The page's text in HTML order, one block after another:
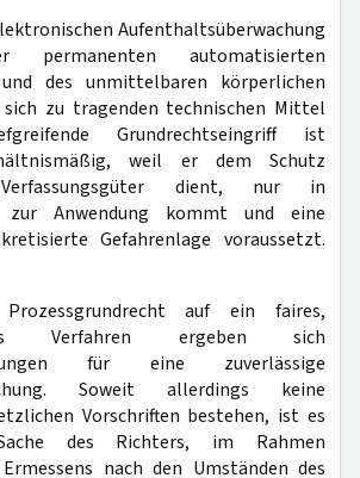
Aufenthaltsüberwachung
permanenten automatisierten
des unmittelbaren körperlichen
sich zu tragenden technischen Mittel
Grundrechtseingriff ist
weil er dem Schutz
dient, nur in
zur Anwendung kommt und eine
Gefahrenlage voraussetzt.
auf ein faires,
Verfahren ergeben sich
für eine zuverlässige
Soweit allerdings keine
Vorschriften bestehen, ist es
des Richters, im Rahmen
nach den Umständen des